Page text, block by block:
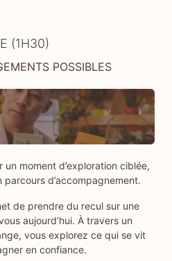
(1H30)
POSSIBLES
moment d’exploration ciblée,
d’accompagnement.
de prendre du recul sur une
aujourd’hui. À travers un
vous explorez ce qui se vit
en confiance.